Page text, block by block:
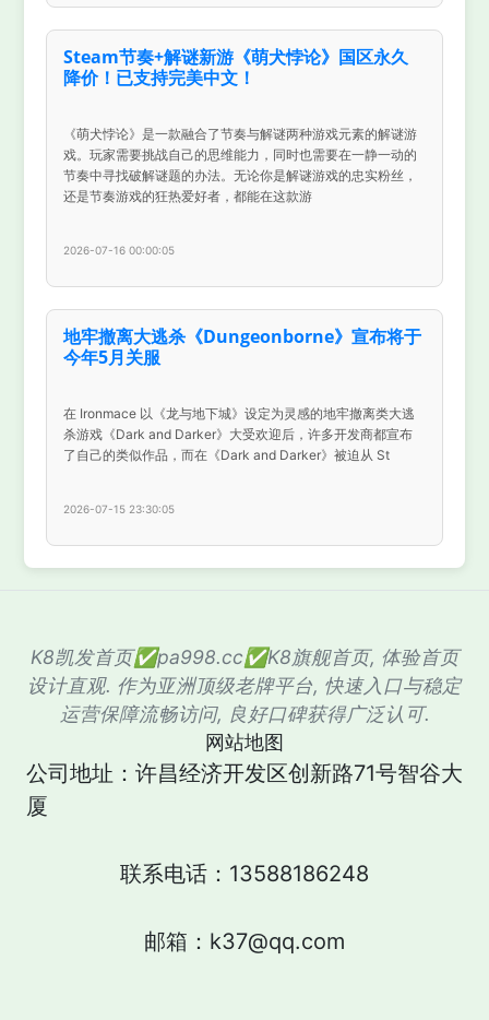
Steam节奏+解谜新游《萌犬悖论》国区永久
降价！已支持完美中文！
《萌犬悖论》是一款融合了节奏与解谜两种游戏元素的解谜游
戏。玩家需要挑战自己的思维能力，同时也需要在一静一动的
节奏中寻找破解谜题的办法。无论你是解谜游戏的忠实粉丝，
还是节奏游戏的狂热爱好者，都能在这款游
2026-07-16 00:00:05
地牢撤离大逃杀《Dungeonborne》宣布将于
今年5月关服
在 Ironmace 以《龙与地下城》设定为灵感的地牢撤离类大逃
杀游戏《Dark and Darker》大受欢迎后，许多开发商都宣布
了自己的类似作品，而在《Dark and Darker》被迫从 St
2026-07-15 23:30:05
K8凯发首页✅pa998.cc✅K8旗舰首页, 体验首页
设计直观. 作为亚洲顶级老牌平台, 快速入口与稳定
运营保障流畅访问, 良好口碑获得广泛认可.
网站地图
公司地址：许昌经济开发区创新路71号智谷大
厦
联系电话：13588186248
邮箱：k37@qq.com